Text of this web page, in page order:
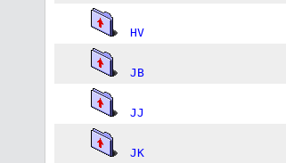
HV
JB
JJ
JK